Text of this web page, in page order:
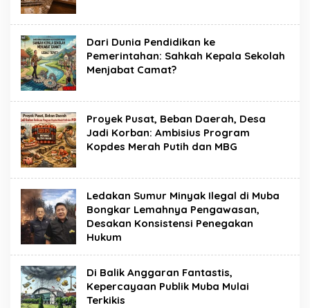
Dari Dunia Pendidikan ke
Pemerintahan: Sahkah Kepala Sekolah
Menjabat Camat?
Proyek Pusat, Beban Daerah, Desa
Jadi Korban: Ambisius Program
Kopdes Merah Putih dan MBG
Ledakan Sumur Minyak Ilegal di Muba
Bongkar Lemahnya Pengawasan,
Desakan Konsistensi Penegakan
Hukum
Di Balik Anggaran Fantastis,
Kepercayaan Publik Muba Mulai
Terkikis